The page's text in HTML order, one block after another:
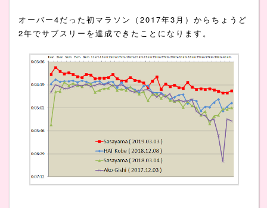
オーバー4だった初マラソン（2017年3月）からちょうど
2年でサブスリーを達成できたことになります。